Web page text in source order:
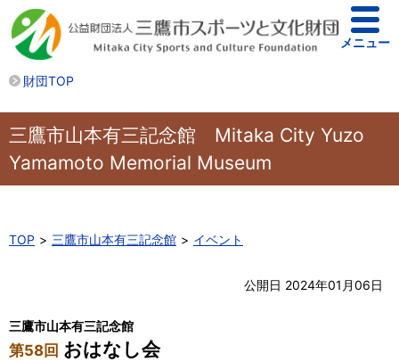
財団TOP
メニュー
三鷹市山本有三記念館 Mitaka City Yuzo
Yamamoto Memorial Museum
TOP 三鷹市山本有三記念館 イベント
公開日 2024年01月06日
三鷹市山本有三記念館
第58回 おはなし会